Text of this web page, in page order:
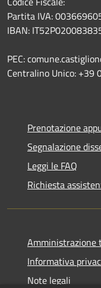
Partita IVA:
IBAN:
PEC:
Centralino Unico: +39
Prenotazione
Segnalazione
Leggi le FAQ
Richiesta
Amministrazione
Informativa
Note legali